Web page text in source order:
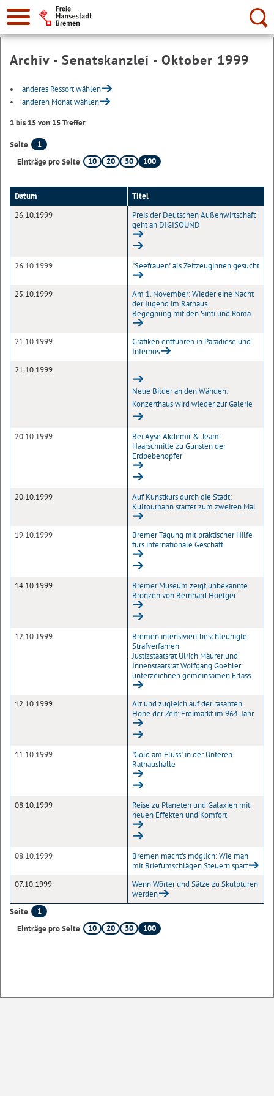
Suche:
Archiv - Senatskanzlei - Oktober 1999
anderes Ressort wählen
anderen Monat wählen
1 bis 15 von 15 Treffer
Seite
1
Einträge pro Seite
10 20 50 100
Datum
Titel
26.10.1999
Preis der Deutschen Außenwirtschaft
geht an DIGISOUND
26.10.1999 "Seefrauen" als Zeitzeuginnen gesucht
25.10.1999
Am 1. November: Wieder eine Nacht
der Jugend im Rathaus
Begegnung mit den Sinti und Roma
21.10.1999
Grafiken entführen in Paradiese und
Infernos
21.10.1999
Neue Bilder an den Wänden:
Konzerthaus wird wieder zur Galerie
20.10.1999
Bei Ayse Akdemir & Team:
Haarschnitte zu Gunsten der
Erdbebenopfer
20.10.1999
Auf Kunstkurs durch die Stadt:
Kultourbahn startet zum zweiten Mal
19.10.1999
Bremer Tagung mit praktischer Hilfe
fürs internationale Geschäft
14.10.1999
Bremer Museum zeigt unbekannte
Bronzen von Bernhard Hoetger
12.10.1999
Bremen intensiviert beschleunigte
Strafverfahren
Justizstaatsrat Ulrich Mäurer und
Innenstaatsrat Wolfgang Goehler
unterzeichnen gemeinsamen Erlass
12.10.1999
Alt und zugleich auf der rasanten
Höhe der Zeit: Freimarkt im 964. Jahr
11.10.1999
"Gold am Fluss" in der Unteren
Rathaushalle
08.10.1999
Reise zu Planeten und Galaxien mit
neuen Effekten und Komfort
08.10.1999
Bremen macht's möglich: Wie man
mit Briefumschlägen Steuern spart
07.10.1999
Wenn Wörter und Sätze zu Skulpturen
werden
Seite
1
Einträge pro Seite
10 20 50 100